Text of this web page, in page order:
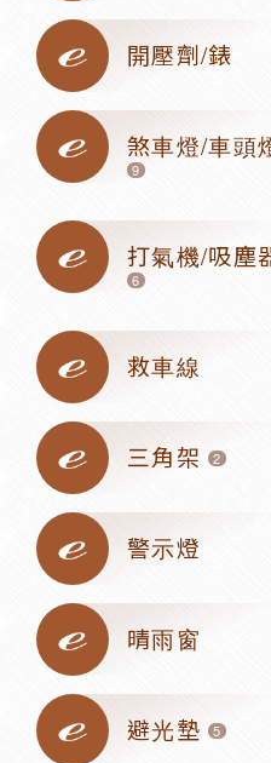
開壓劑/錶
煞車燈/車頭
9
打氣機/吸塵
6
救車線
三角架 2
警示燈
晴雨窗
避光墊 5